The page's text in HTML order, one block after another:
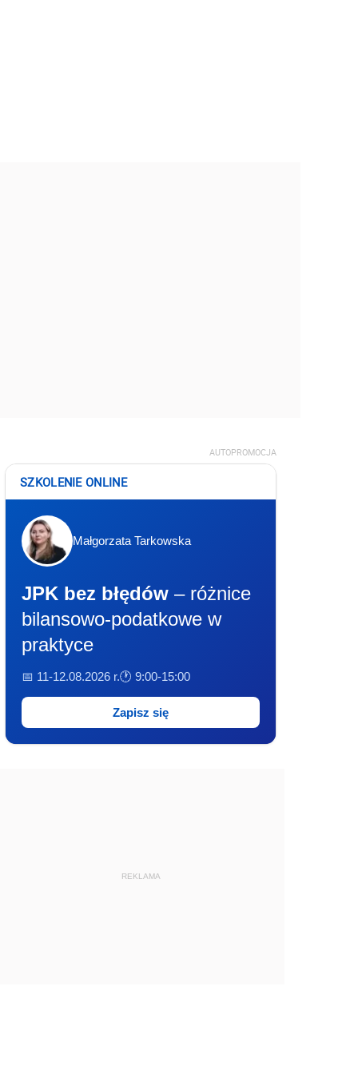
AUTOPROMOCJA
SZKOLENIE ONLINE
Małgorzata Tarkowska
JPK bez błędów – różnice
bilansowo-podatkowe w
praktyce
📅 11-12.08.2026 r.🕐 9:00-15:00
Zapisz się
REKLAMA